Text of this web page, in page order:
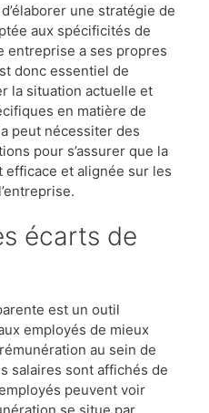
une stratégie de
aux spécificités de
entreprise a ses propres
donc essentiel de
la situation actuelle et
en matière de
peut nécessiter des
pour s’assurer que la
efficace et alignée sur les
est un outil
employés de mieux
au sein de
salaires sont affichés de
peuvent voir